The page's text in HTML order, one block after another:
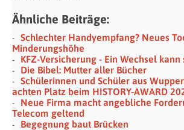
Ähnliche Beiträge:
Schlechter Handyempfang? Neues
Minderungshöhe
KFZ-Versicherung - Ein Wechsel kann
Die Bibel: Mutter aller Bücher
Schülerinnen und Schüler aus
achten Platz beim HISTORY-AWARD
Neue Firma macht angebliche
Telecom geltend
Begegnung baut Brücken